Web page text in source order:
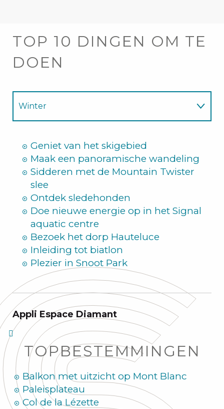
TOP 10 DINGEN OM TE
DOEN
Winter
Geniet van het skigebied
Maak een panoramische wandeling
Sidderen met de Mountain Twister
slee
Ontdek sledehonden
Doe nieuwe energie op in het Signal
aquatic centre
Bezoek het dorp Hauteluce
Inleiding tot biatlon
Plezier in Snoot Park
Appli Espace Diamant
TOPBESTEMMINGEN
Balkon met uitzicht op Mont Blanc
Paleisplateau
Col de la Lézette